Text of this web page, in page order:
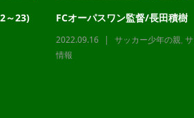
～23) FCオーパスワン監督/長田積樹
2022.09.16 サッカー少年の親,
情報